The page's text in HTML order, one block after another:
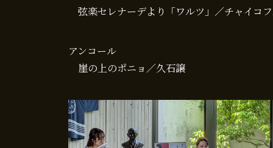
弦楽セレナーデより「ワルツ」／チャイコ
アンコール
崖の上のポニョ／久石譲